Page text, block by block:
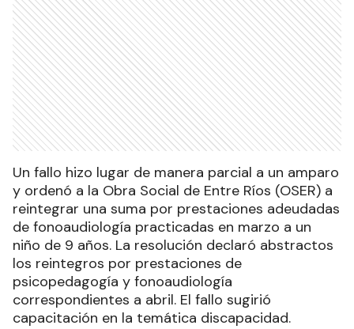
Un fallo hizo lugar de manera parcial a un amparo
y ordenó a la Obra Social de Entre Ríos (OSER) a
reintegrar una suma por prestaciones adeudadas
de fonoaudiología practicadas en marzo a un
niño de 9 años. La resolución declaró abstractos
los reintegros por prestaciones de
psicopedagogía y fonoaudiología
correspondientes a abril. El fallo sugirió
capacitación en la temática discapacidad.